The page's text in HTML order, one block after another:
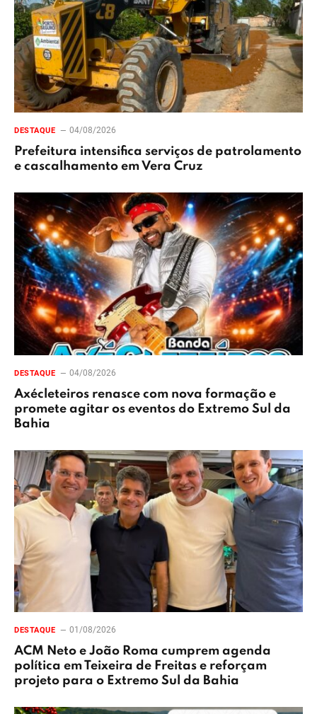
DESTAQUE 04/08/2026
Prefeitura intensifica serviços de patrolamento
e cascalhamento em Vera Cruz
DESTAQUE 04/08/2026
Axécleteiros renasce com nova formação e
promete agitar os eventos do Extremo Sul da
Bahia
DESTAQUE 01/08/2026
ACM Neto e João Roma cumprem agenda
política em Teixeira de Freitas e reforçam
projeto para o Extremo Sul da Bahia